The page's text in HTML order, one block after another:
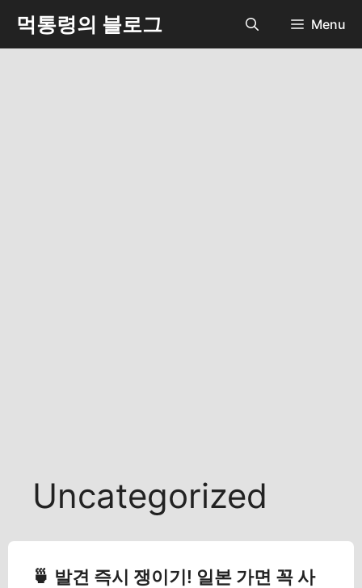
content
먹통령의 블로그 Menu
Uncategorized
🍵 발견 즉시 쟁이기! 일본 가면 꼭 사